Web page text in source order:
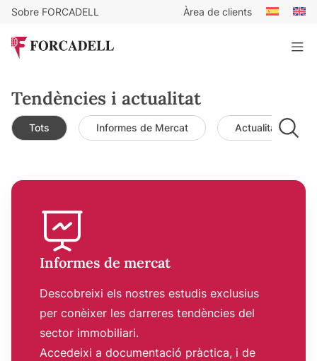
Sobre FORCADELL Àrea de clients
Tendències i actualitat
Tots Informes de Mercat Actualitat de
Informes de mercat
Descobreixi els nostres estudis exclusius
per conèixer les darreres tendències del
sector immobiliari.
Accedeixi a documentació pràctica, i de